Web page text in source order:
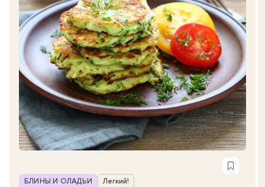
Рубрика
БЛИНЫ И ОЛАДЬИ Легкий!